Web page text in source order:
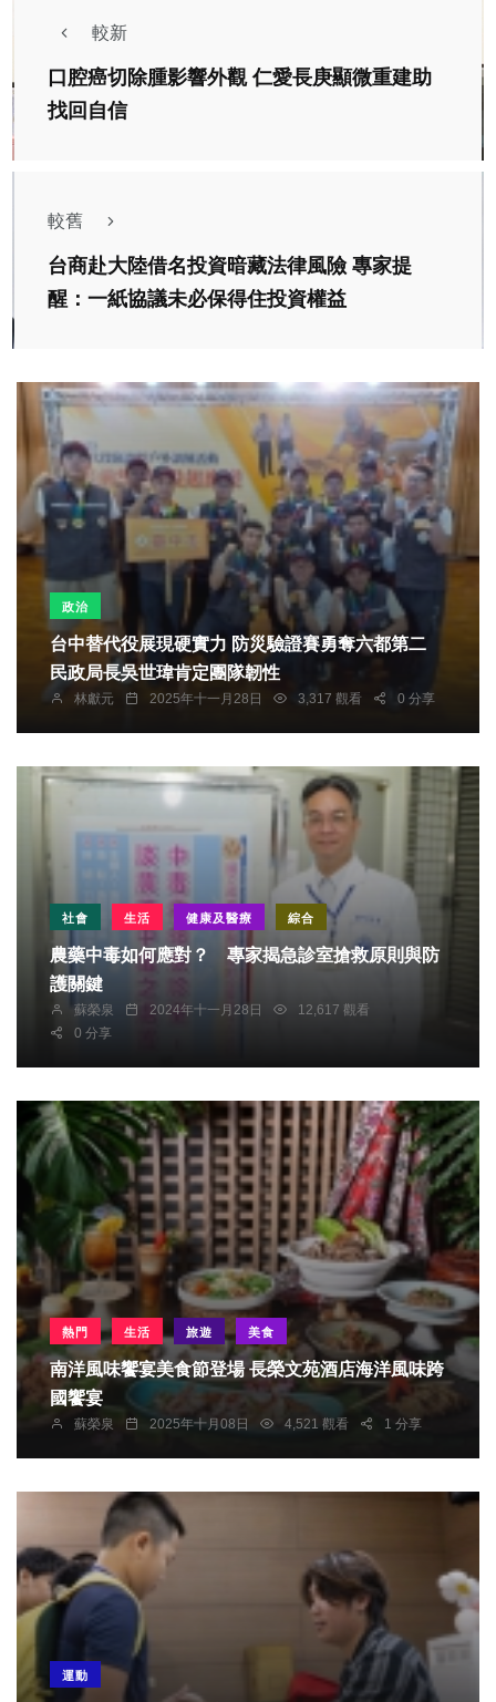
較新
口腔癌切除腫影響外觀 仁愛長庚顯微重建助
找回自信
較舊
台商赴大陸借名投資暗藏法律風險 專家提
醒：一紙協議未必保得住投資權益
政治
台中替代役展現硬實力 防災驗證賽勇奪六都第二
民政局長吳世瑋肯定團隊韌性
林獻元 2025年十一月28日 3,317 觀看 0 分享
社會 生活 健康及醫療 綜合
農藥中毒如何應對？ 專家揭急診室搶救原則與防
護關鍵
蘇榮泉 2024年十一月28日
12,617 觀看
0 分享
熱門 生活 旅遊 美食
南洋風味饗宴美食節登場 長榮文苑酒店海洋風味跨
國饗宴
蘇榮泉 2025年十月08日 4,521 觀看 1 分享
運動